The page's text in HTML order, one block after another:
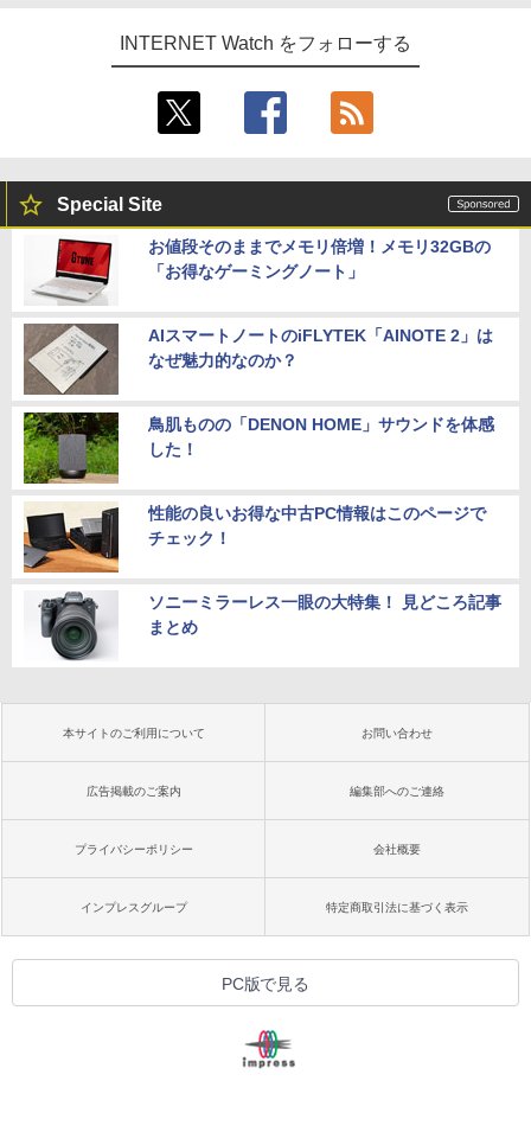
INTERNET Watch をフォローする
Special Site
お値段そのままでメモリ倍増！メモリ32GBの
「お得なゲーミングノート」
AIスマートノートのiFLYTEK「AINOTE 2」は
なぜ魅力的なのか？
鳥肌ものの「DENON HOME」サウンドを体感
した！
性能の良いお得な中古PC情報はこのページで
チェック！
ソニーミラーレス一眼の大特集！ 見どころ記事
まとめ
本サイトのご利用について お問い合わせ
広告掲載のご案内 編集部へのご連絡
プライバシーポリシー 会社概要
インプレスグループ 特定商取引法に基づく表示
PC版で見る